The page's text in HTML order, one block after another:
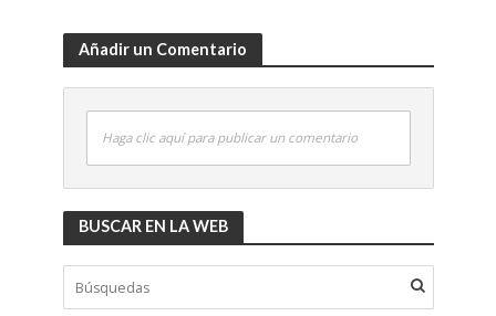
Añadir un Comentario
Haga clic aquí para publicar un comentario
BUSCAR EN LA WEB